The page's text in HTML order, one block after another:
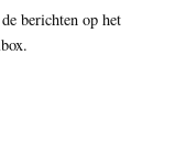
berichten op het